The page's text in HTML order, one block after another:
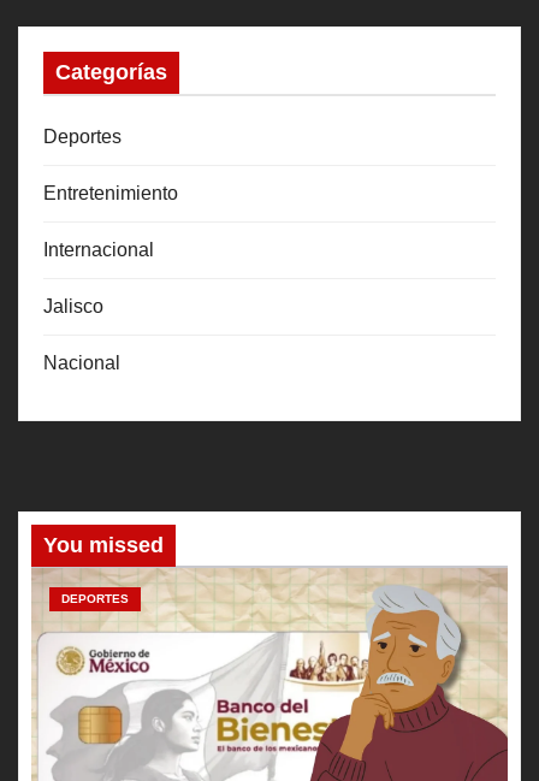
Categorías
Deportes
Entretenimiento
Internacional
Jalisco
Nacional
You missed
DEPORTES